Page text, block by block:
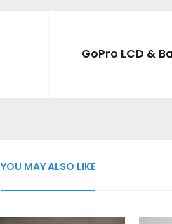
GoPro LCD &
YOU MAY ALSO LIKE